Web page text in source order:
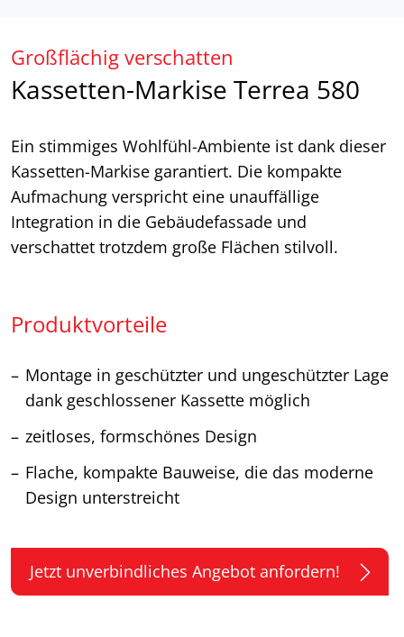
Großflächig verschatten
Kassetten-Markise Terrea 580
Ein stimmiges Wohlfühl-Ambiente ist dank dieser
Kassetten-Markise garantiert. Die kompakte
Aufmachung verspricht eine unauffällige
Integration in die Gebäudefassade und
verschattet trotzdem große Flächen stilvoll.
Produktvorteile
Montage in geschützter und ungeschützter Lage
dank geschlossener Kassette möglich
zeitloses, formschönes Design
Flache, kompakte Bauweise, die das moderne
Design unterstreicht
Jetzt unverbindliches Angebot anfordern!